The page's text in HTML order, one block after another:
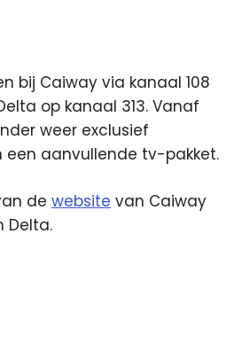
bij Caiway via kanaal 108
op kanaal 313. Vanaf
weer exclusief
een aanvullende tv-pakket.
de website van Caiway
Delta.